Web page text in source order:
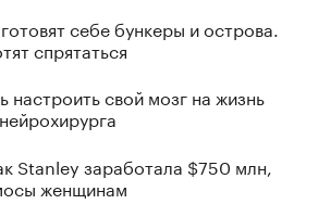
себе бункеры и острова.
спрятаться
настроить свой мозг на жизнь
Stanley заработала $750 млн,
женщинам